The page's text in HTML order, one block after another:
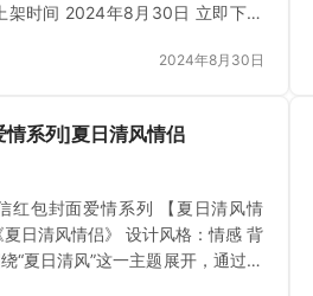
架时间 2024年8月30日 立即下载
2024年8月30日
情系列]夏日清风情侣
红包封面爱情系列 【夏日清风情
日清风情侣》 设计风格：情感 背
“夏日清风”这一主题展开，通过色